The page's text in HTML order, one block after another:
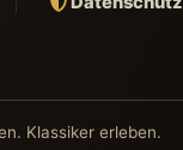
Klassiker erleben.